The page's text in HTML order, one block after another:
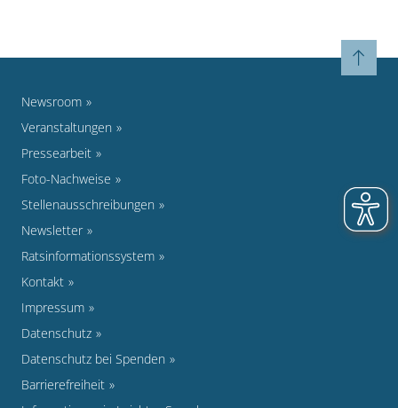
Newsroom
Veranstaltungen
Pressearbeit
Foto-Nachweise
Stellenausschreibungen
Newsletter
Ratsinformationssystem
Kontakt
Impressum
Datenschutz
Datenschutz bei Spenden
Barrierefreiheit